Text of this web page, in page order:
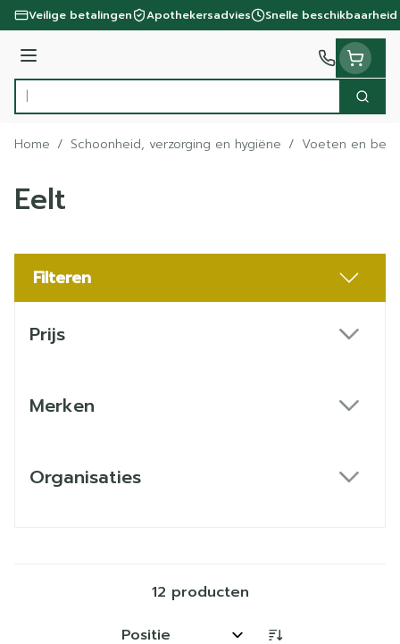
Ga naar de inhoud
Veilige betalingen Apothekersadvies Snelle beschikbaarheid
Menu
Product, merk, categorie...
Zoek
Home / Schoonheid, verzorging en hygiëne / Voeten en
Eelt
Filteren
Prijs
Merken
Organisaties
12 producten